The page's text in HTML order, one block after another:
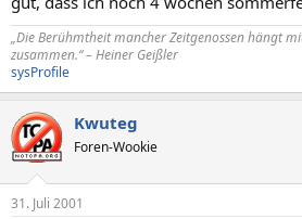
„Die Berühmtheit mancher Zeitgenossen hängt
zusammen.“ – Heiner Geißler
sysProfile
Kwuteg
Foren-Wookie
31. Juli 2001